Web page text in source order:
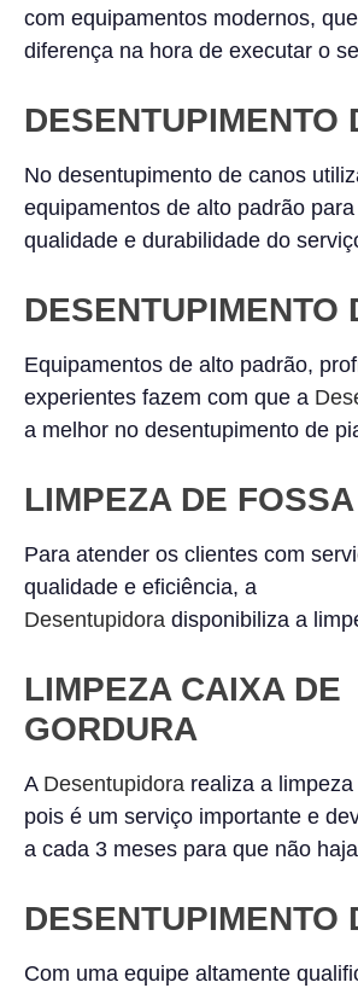
com equipamentos modernos,
diferença na hora de executar o
DESENTUPIMENTO
No desentupimento de canos
equipamentos de alto padrão
qualidade e durabilidade do
DESENTUPIMENTO
Equipamentos de alto padrão,
experientes fazem com que a
a melhor no desentupimento de
LIMPEZA DE FOSSA
Para atender os clientes com
qualidade e eficiência, a
Desentupidora disponibiliza a
LIMPEZA CAIXA DE
GORDURA
A Desentupidora realiza a
pois é um serviço importante e
a cada 3 meses para que não
DESENTUPIMENTO
Com uma equipe altamente